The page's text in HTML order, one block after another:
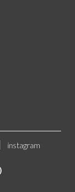
instagram